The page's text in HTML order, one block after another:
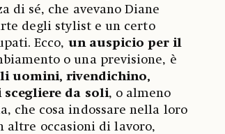
di sé, che avevano Diane
degli stylist e un certo
Ecco, un auspicio per il
o una previsione, è
uomini, rivendichino,
da soli, o almeno
che cosa indossare nella loro
occasioni di lavoro,